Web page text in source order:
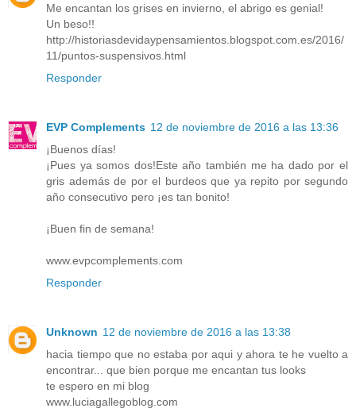
Me encantan los grises en invierno, el abrigo es genial!
Un beso!!
http://historiasdevidaypensamientos.blogspot.com.es/2016/
11/puntos-suspensivos.html
Responder
EVP Complements 12 de noviembre de 2016 a las 13:36
¡Buenos días!
¡Pues ya somos dos!Este año también me ha dado por el
gris además de por el burdeos que ya repito por segundo
año consecutivo pero ¡es tan bonito!
¡Buen fin de semana!
www.evpcomplements.com
Responder
Unknown 12 de noviembre de 2016 a las 13:38
hacia tiempo que no estaba por aqui y ahora te he vuelto a
encontrar... que bien porque me encantan tus looks
te espero en mi blog
www.luciagallegoblog.com